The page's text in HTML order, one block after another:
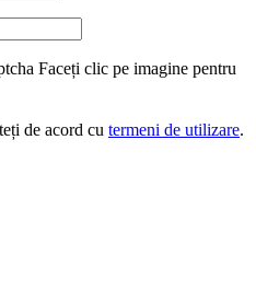
Faceți clic pe imagine pentru
de acord cu termeni de utilizare.